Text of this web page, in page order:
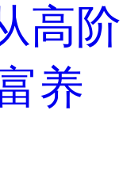
高阶
养